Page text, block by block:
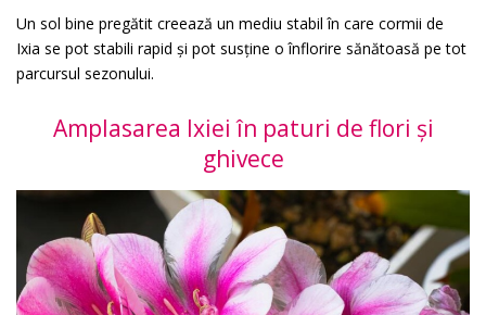
Un sol bine pregătit creează un mediu stabil în care cormii de
Ixia se pot stabili rapid și pot susține o înflorire sănătoasă pe tot
parcursul sezonului.
Amplasarea Ixiei în paturi de flori și
ghivece